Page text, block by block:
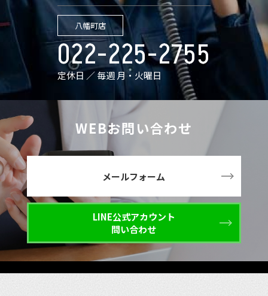
八幡町店
022-225-2755
定休日 ／ 毎週 月・火曜日
WEBお問い合わせ
メールフォーム
LINE公式アカウント
問い合わせ